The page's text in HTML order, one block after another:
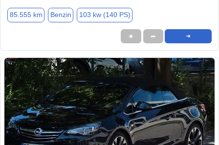
85.555 km Benzin 103 kw (140 PS)
★ ➦ ➜